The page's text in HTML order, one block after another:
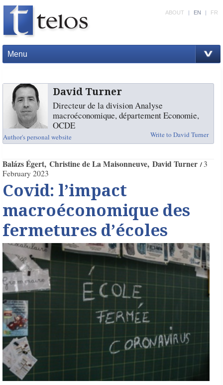
Menu
ABOUT | EN | FR
David Turner
Directeur de la division Analyse
macroéconomique, département Economie,
OCDE
Author's personal website Write to David Turner
Balázs Égert Christine de La Maisonneuve David Turner
3
February 2023
Covid: l’impact
macroéconomique des
fermetures d’écoles